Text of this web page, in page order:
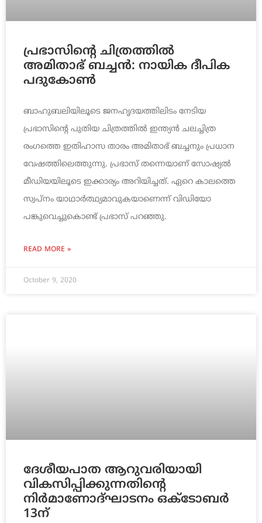
പ്രഭാസിന്റെ ചിത്രത്തിൽ
അമിതാഭ് ബച്ചൻ: നായിക ദീപിക
പദുകോൺ
ബാഹുബലിയിലൂടെ ജനഹൃദയത്തിലിടം നേടിയ
പ്രഭാസിന്റെ പുതിയ ചിത്രത്തില്‍ ഇന്ത്യന്‍ ചലച്ചിത്ര
രംഗത്തെ ഇതിഹാസ താരം അമിതാഭ് ബച്ചനും പ്രധാന
വേഷത്തിലെത്തുന്നു. പ്രഭാസ് തന്നെയാണ് സോഷ്യല്‍
മീഡിയയിലൂടെ ഇക്കാര്യം അറിയിച്ചത്. ഏറെ കാലത്തെ
സ്വപ്‌നം യാഥാര്‍ത്ഥ്യമാവുകയാണെന്ന് വിഡിയോ
പങ്കുവെച്ചുകൊണ്ട് പ്രഭാസ് പറഞ്ഞു.
READ MORE »
October 9, 2020
ദേശീയപാത ആറുവരിയായി
വികസിപ്പിക്കുന്നതിന്റെ
നിർമാണോദ്‌ഘാടനം ഒക്ടോബർ
13ന്